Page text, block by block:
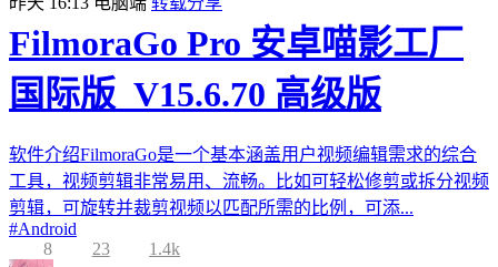
FilmoraGo Pro 安卓喵影工厂
国际版_V15.6.70 高级版
软件介绍FilmoraGo是一个基本涵盖用户视频编辑需求的综合
工具，视频剪辑非常易用、流畅。比如可轻松修剪或拆分视频
剪辑，可旋转并裁剪视频以匹配所需的比例，可添...
#Android
8
23 1.4k